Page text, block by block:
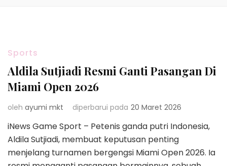
Sports
Aldila Sutjiadi Resmi Ganti Pasangan Di
Miami Open 2026
oleh ayumi mkt diperbarui pada 20 Maret 2026
iNews Game Sport – Petenis ganda putri Indonesia,
Aldila Sutjiadi, membuat keputusan penting
menjelang turnamen bergengsi Miami Open 2026. Ia